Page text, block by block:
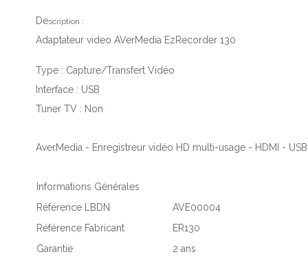
Description :
Adaptateur video AVerMedia EzRecorder 130
Type : Capture/Transfert Vidéo
Interface : USB
Tuner TV : Non
AverMedia - Enregistreur vidéo HD multi-usage - HDMI - USB
Informations Générales
Référence LBDN
AVE00004
Référence Fabricant
ER130
Garantie
2 ans